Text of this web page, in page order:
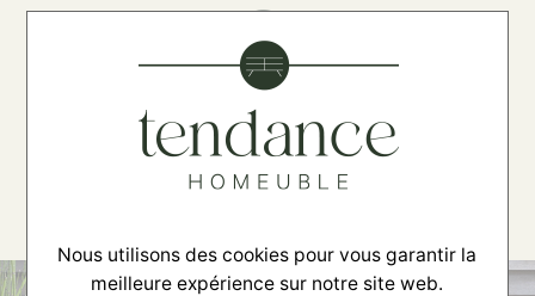
☰
Nous utilisons des cookies pour vous garantir la
meilleure expérience sur notre site web.